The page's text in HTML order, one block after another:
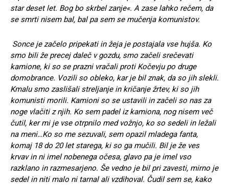
star deset let. Bog bo skrbel zanje«. A zase lahko rečem, da
se smrti nisem bal, bal pa sem se mučenja komunistov.
Sonce je začelo pripekati in žeja je postajala vse hujša. Ko
smo bili že precej daleč v gozdu, smo začeli srečevati
kamione, ki so se prazni vračali proti Kočevju po druge
domobrance. Vozili so obleko, kar je bil znak, da so jih slekli.
Kmalu smo zaslišali streljanje in kričanje žrtev, ki so jih
komunisti morili. Kamioni so se ustavili in začeli so nas za
noge vlačiti z njih. Ko sem padel iz kamiona, nog nisem več
čutil, ker mi je vse otrpnilo med vožnjo, ko so sedeli in ležali
na meni…Ko so me sezuvali, sem opazil mladega fanta,
komaj 18 do 20 let starega, ki so ga mučili. Bil je že ves
krvav in ni imel nobenega očesa, glavo pa je imel vso
razklano in razmesarjeno. Še vedno je bil pri zavesti, mirno je
sedel in niti malo ni tarnal ali vzdihoval. Čudil sem se, kako